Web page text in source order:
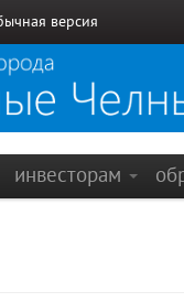
версия
инвесторам